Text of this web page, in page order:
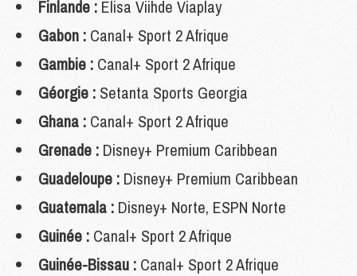
Finlande : Elisa Viihde Viaplay
Gabon : Canal+ Sport 2 Afrique
Gambie : Canal+ Sport 2 Afrique
Géorgie : Setanta Sports Georgia
Ghana : Canal+ Sport 2 Afrique
Grenade : Disney+ Premium Caribbean
Guadeloupe : Disney+ Premium Caribbean
Guatemala : Disney+ Norte, ESPN Norte
Guinée : Canal+ Sport 2 Afrique
Guinée-Bissau : Canal+ Sport 2 Afrique